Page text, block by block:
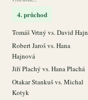
4. průchod
Tomáš Vrtný vs. David Hajn
Robert Jaroš vs. Hana
Hajnová
Jiří Plachý vs. Hana Plachá
Otakar Stankuš vs. Michal
Kotyk